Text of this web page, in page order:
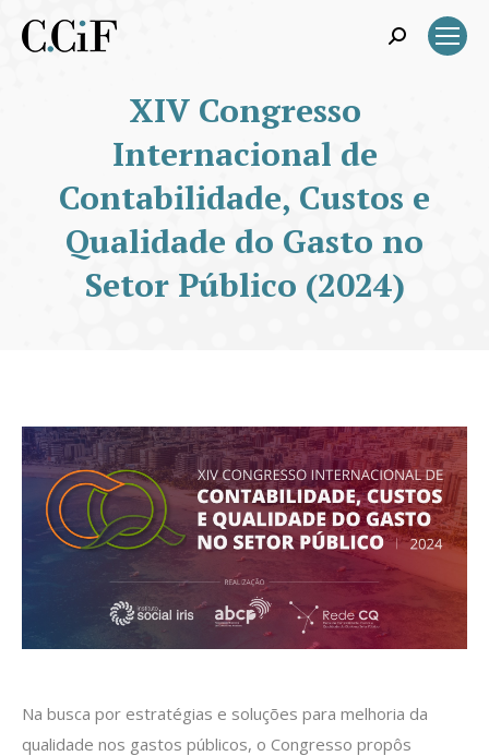
Search:
XIV Congresso
Internacional de
Contabilidade, Custos e
Qualidade do Gasto no
Setor Público (2024)
Na busca por estratégias e soluções para melhoria da
qualidade nos gastos públicos, o Congresso propôs